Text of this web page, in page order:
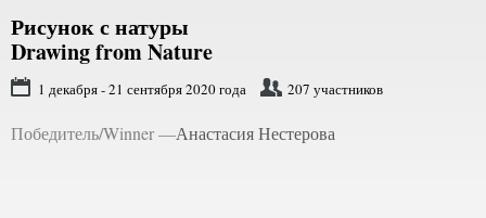
Рисунок с натуры
Drawing from Nature
1 декабря - 21 сентября 2020 года 207 участников
Победитель/Winner —Анастасия Нестерова